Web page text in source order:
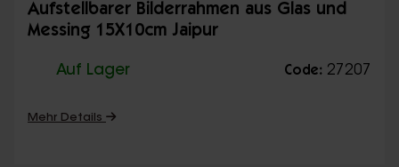
Aufstellbarer Bilderrahmen aus Glas und
Messing 15X10cm Jaipur
Auf Lager Code: 27207
Mehr Details